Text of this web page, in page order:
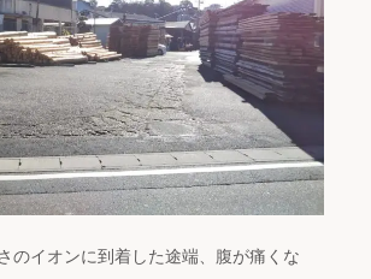
のイオンに到着した途端、腹が痛くな